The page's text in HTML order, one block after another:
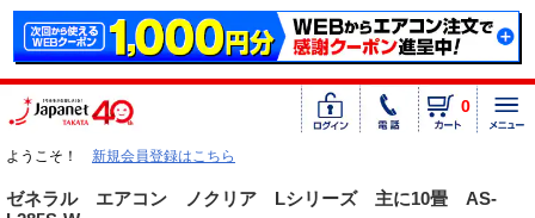
0
ようこそ！ 新規会員登録はこちら
ゼネラル エアコン ノクリア Lシリーズ 主に10畳 AS-